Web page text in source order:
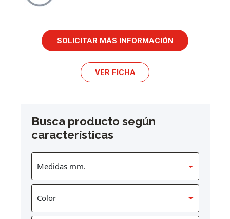
SOLICITAR MÁS INFORMACIÓN
VER FICHA
Busca producto según
características